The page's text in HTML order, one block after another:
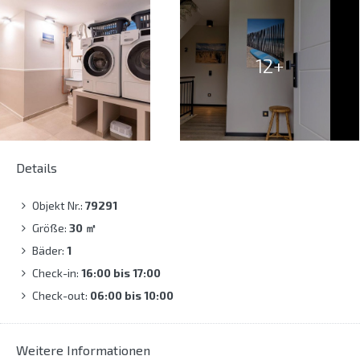
12+
Details
Objekt Nr.: 79291
Größe: 30 ㎡
Bäder: 1
Check-in: 16:00 bis 17:00
Check-out: 06:00 bis 10:00
Weitere Informationen